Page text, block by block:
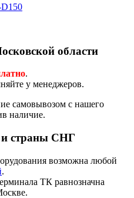
области
.
у менеджеров.
самовывозом с нашего
наличие.
и страны СНГ
возможна любой
.
ТК равнозначна